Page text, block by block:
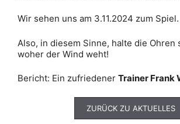
Wir sehen uns am 3.11.2024 zum Spiel.
Also, in diesem Sinne, halte die Ohren
woher der Wind weht!
Bericht: Ein zufriedener Trainer Frank
ZURÜCK ZU AKTUELLES